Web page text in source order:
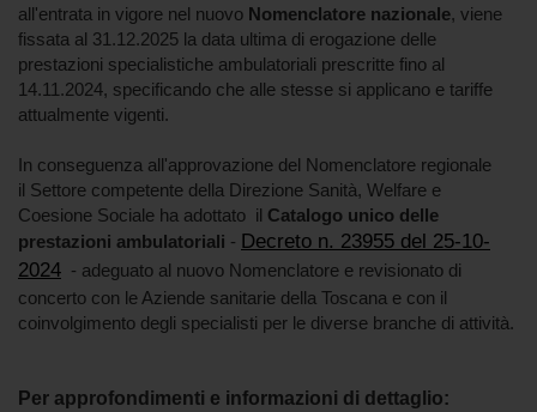
all'entrata in vigore nel nuovo Nomenclatore nazionale, viene
fissata al 31.12.2025 la data ultima di erogazione delle
prestazioni specialistiche ambulatoriali prescritte fino al
14.11.2024, specificando che alle stesse si applicano e tariffe
attualmente vigenti.
In conseguenza all'approvazione del Nomenclatore regionale
il Settore competente della Direzione Sanità, Welfare e
Coesione Sociale ha adottato il Catalogo unico delle
prestazioni ambulatoriali - Decreto n. 23955 del 25-10-
2024 - adeguato al nuovo Nomenclatore e revisionato di
concerto con le Aziende sanitarie della Toscana e con il
coinvolgimento degli specialisti per le diverse branche di attività.
Per approfondimenti e informazioni di dettaglio: